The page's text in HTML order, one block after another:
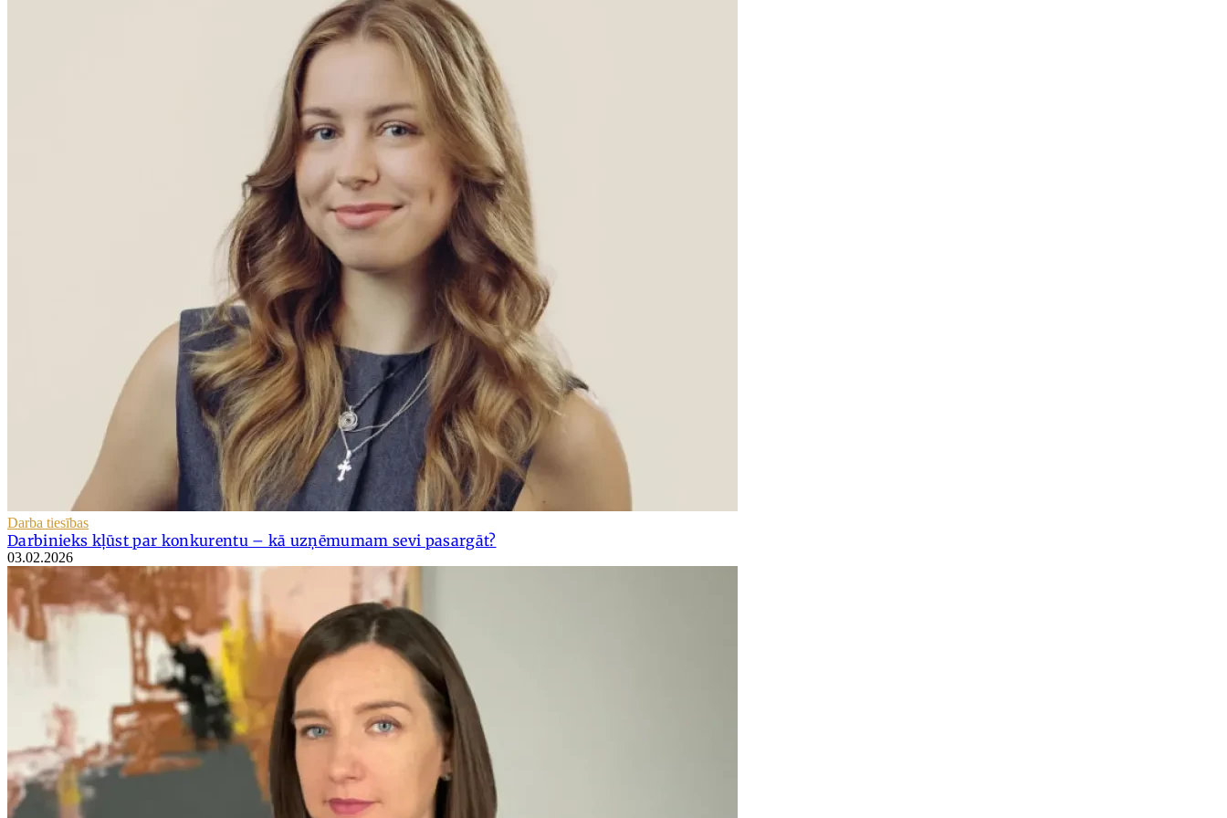
Darba tiesības
Darbinieks kļūst par konkurentu – kā uzņēmumam sevi pasargāt?
03.02.2026